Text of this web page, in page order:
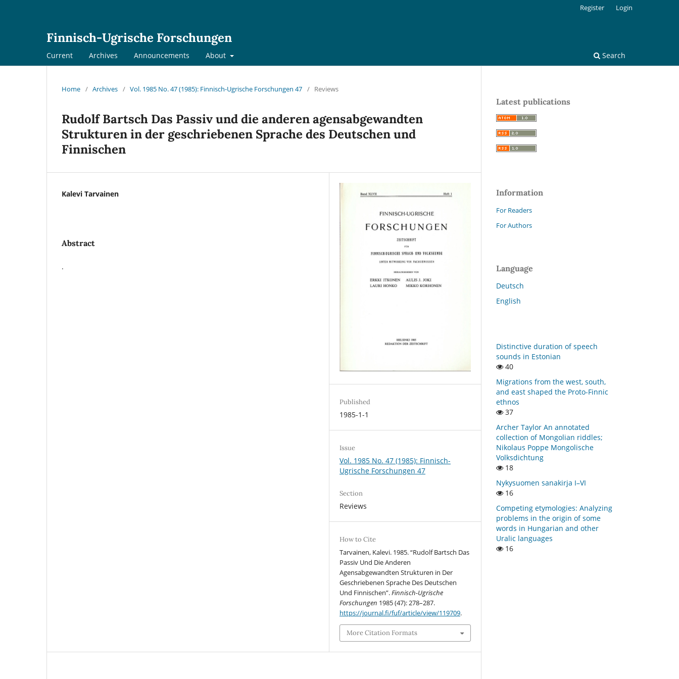
Finnisch-Ugrische Forschungen
Current Archives Announcements About Search
Register Login
Home / Archives / Vol. 1985 No. 47 (1985): Finnisch-Ugrische Forschungen 47 / Reviews
Rudolf Bartsch Das Passiv und die anderen agensabgewandten
Strukturen in der geschriebenen Sprache des Deutschen und
Finnischen
Kalevi Tarvainen
Abstract
.
Published
1985-1-1
Issue
Vol. 1985 No. 47 (1985): Finnisch-
Ugrische Forschungen 47
Section
Reviews
How to Cite
Tarvainen, Kalevi. 1985. “Rudolf Bartsch Das
Passiv Und Die Anderen
Agensabgewandten Strukturen in Der
Geschriebenen Sprache Des Deutschen
Und Finnischen”.Finnisch-Ugrische
Forschungen 1985 (47): 278–287.
https://journal.fi/fuf/article/view/119709.
More Citation Formats
Latest publications
Information
For Readers
For Authors
Language
Deutsch
English
Distinctive duration of speech
sounds in Estonian
40
Migrations from the west, south,
and east shaped the Proto-Finnic
ethnos
37
Archer Taylor An annotated
collection of Mongolian riddles;
Nikolaus Poppe Mongolische
Volksdichtung
18
Nykysuomen sanakirja I–VI
16
Competing etymologies: Analyzing
problems in the origin of some
words in Hungarian and other
Uralic languages
16